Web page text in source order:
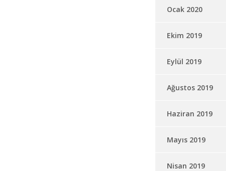
Ocak 2020
Ekim 2019
Eylül 2019
Ağustos 2019
Haziran 2019
Mayıs 2019
Nisan 2019